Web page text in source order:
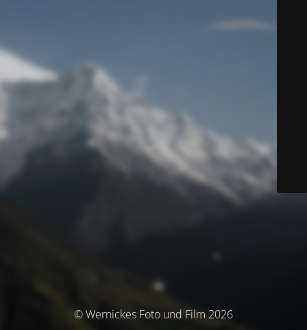
© Wernickes Foto und Film 2026